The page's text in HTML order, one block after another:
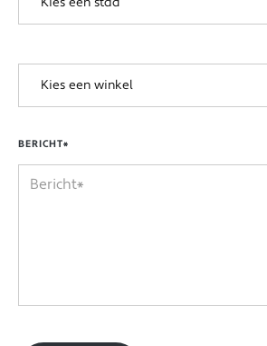
BERICHT*